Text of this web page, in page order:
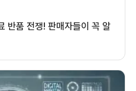
반품 전쟁! 판매자들이 꼭 알